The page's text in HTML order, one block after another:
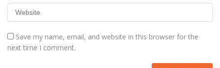
Save my name, email, and website in this browser for the
next time I comment.